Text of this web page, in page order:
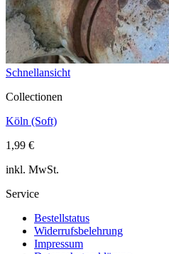
Schnellansicht
Collectionen
Köln (Soft)
1,99 €
inkl. MwSt.
Service
Bestellstatus
Widerrufsbelehrung
Impressum